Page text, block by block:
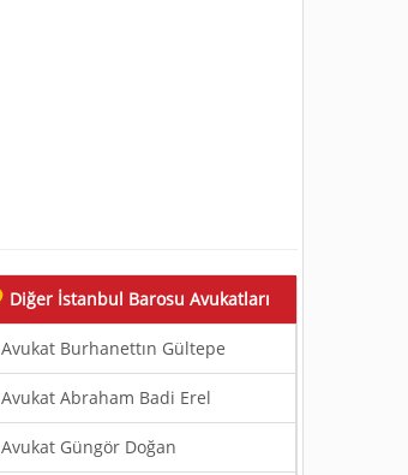
Diğer İstanbul Barosu Avukatları
Avukat Burhanettın Gültepe
Avukat Abraham Badi Erel
Avukat Güngör Doğan